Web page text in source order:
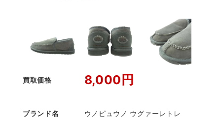
買取価格 8,000円
ブランド名 ウノピュウノ ウグァーレトレ